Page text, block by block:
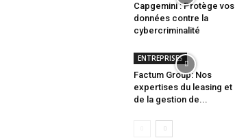
Capgemini : Protège vos
données contre la
cybercriminalité
ENTREPRISES
Factum Group: Nos
expertises du leasing et
de la gestion de...